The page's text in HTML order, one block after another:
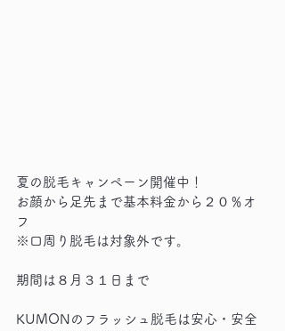
夏の脱毛キャンペーン開催中！
お顔から足先まで基本料金から２０％オ
フ
※口周り脱毛は対象外です。
期間は８月３１日まで
KUMONのフラッシュ脱毛は安心・安全